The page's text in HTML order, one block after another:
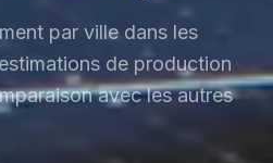
par ville dans les
de production
avec les autres